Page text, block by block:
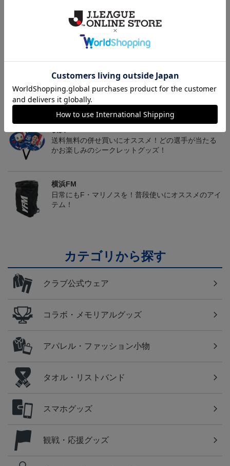
トピックス
送料無料の併せ買いにオススメ！どの選手が当たる
かお楽しみのシークレットグッズ！
横浜FM
日常にもF・マリノスを！普段使いにオススメのアイ
テム！
カテゴリから探す
クラブ公式ウェア
コラボ・メモリアルグッズ
アパレル・ファッション小物
タオル・リストバンド
スマホグッズ
観戦・応援グッズ